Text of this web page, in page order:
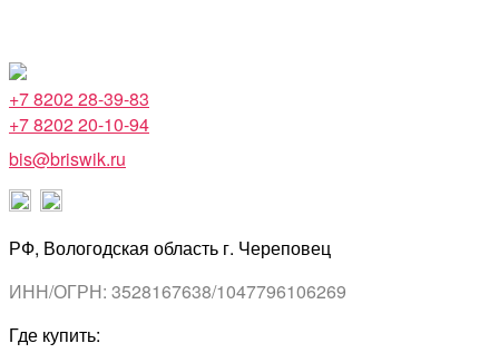
+7 8202 28-39-83
+7 8202 20-10-94
bis@briswik.ru
РФ, Вологодская область г. Череповец
ИНН/ОГРН: 3528167638/1047796106269
Где купить: